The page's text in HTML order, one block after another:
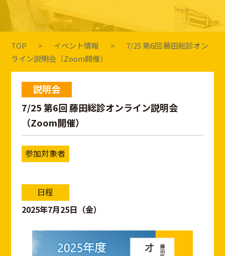
TOP イベント情報
7/25 第6回 藤田総診オン
ライン説明会（Zoom開催）
説明会
7/25 第6回 藤田総診オンライン説明会
（Zoom開催）
参加対象者
日程
2025年7月25日（金）